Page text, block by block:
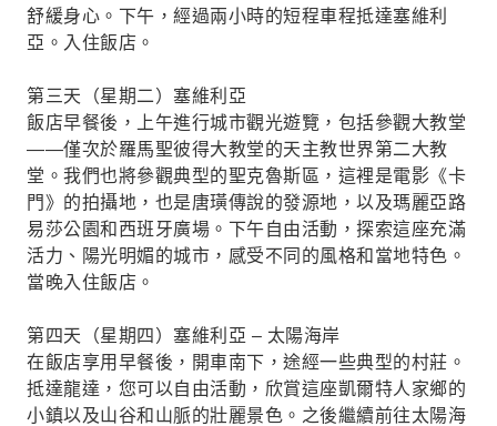
舒緩身心。下午，經過兩小時的短程車程抵達塞維利
亞。入住飯店。
第三天（星期二）塞維利亞
飯店早餐後，上午進行城市觀光遊覽，包括參觀大教堂
——僅次於羅馬聖彼得大教堂的天主教世界第二大教
堂。我們也將參觀典型的聖克魯斯區，這裡是電影《卡
門》的拍攝地，也是唐璜傳說的發源地，以及瑪麗亞路
易莎公園和西班牙廣場。下午自由活動，探索這座充滿
活力、陽光明媚的城市，感受不同的風格和當地特色。
當晚入住飯店。
第四天（星期四）塞維利亞 – 太陽海岸
在飯店享用早餐後，開車南下，途經一些典型的村莊。
抵達龍達，您可以自由活動，欣賞這座凱爾特人家鄉的
小鎮以及山谷和山脈的壯麗景色。之後繼續前往太陽海